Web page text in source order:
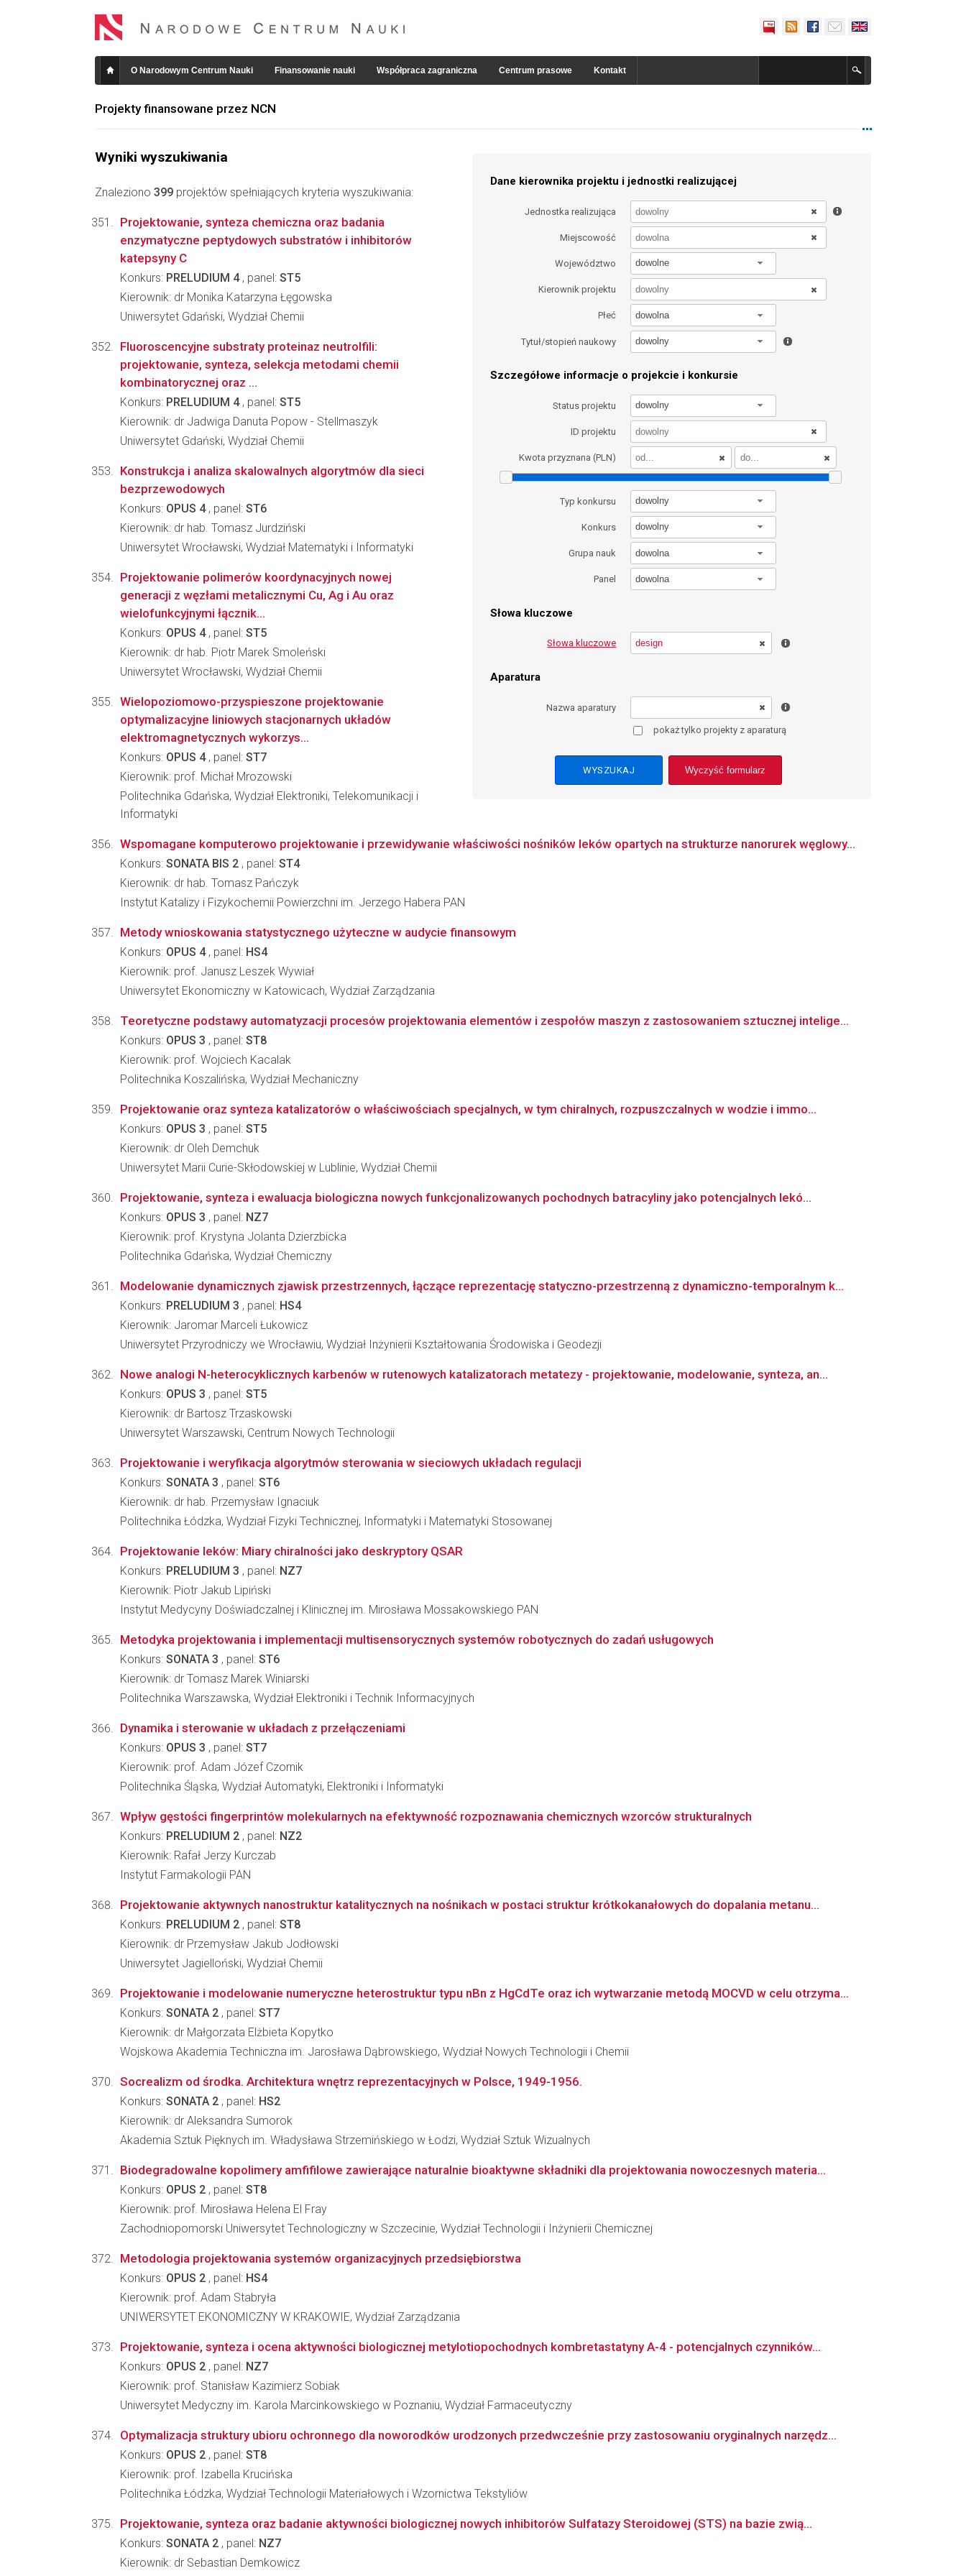
O Narodowym Centrum Nauki Finansowanie nauki Współpraca zagraniczna Centrum prasowe Kontakt
Projekty finansowane przez NCN
Wyniki wyszukiwania
Znaleziono 399 projektów spełniających kryteria wyszukiwania:
Dane kierownika projektu i jednostki realizującej
Jednostka realizująca
Miejscowość
Województwo dowolne
Kierownik projektu
Płeć dowolna
Tytuł/stopień naukowy dowolny
Szczegółowe informacje o projekcie i konkursie
Status projektu dowolny
ID projektu
Kwota przyznana (PLN)
Typ konkursu dowolny
Konkurs dowolny
Grupa nauk dowolna
Panel dowolna
Słowa kluczowe
Słowa kluczowe
Aparatura
Nazwa aparatury
pokaż tylko projekty z aparaturą
Wyczyść formularz
Projektowanie, synteza chemiczna oraz badania
enzymatyczne peptydowych substratów i inhibitorów
katepsyny C
Konkurs: PRELUDIUM 4, panel: ST5
Kierownik: dr Monika Katarzyna Łęgowska
Uniwersytet Gdański, Wydział Chemii
Fluoroscencyjne substraty proteinaz neutrolfili:
projektowanie, synteza, selekcja metodami chemii
kombinatorycznej oraz ...
Konkurs: PRELUDIUM 4, panel: ST5
Kierownik: dr Jadwiga Danuta Popow - Stellmaszyk
Uniwersytet Gdański, Wydział Chemii
Konstrukcja i analiza skalowalnych algorytmów dla sieci
bezprzewodowych
Konkurs: OPUS 4, panel: ST6
Kierownik: dr hab. Tomasz Jurdziński
Uniwersytet Wrocławski, Wydział Matematyki i Informatyki
Projektowanie polimerów koordynacyjnych nowej
generacji z węzłami metalicznymi Cu, Ag i Au oraz
wielofunkcyjnymi łącznik...
Konkurs: OPUS 4, panel: ST5
Kierownik: dr hab. Piotr Marek Smoleński
Uniwersytet Wrocławski, Wydział Chemii
Wielopoziomowo-przyspieszone projektowanie
optymalizacyjne liniowych stacjonarnych układów
elektromagnetycznych wykorzys...
Konkurs: OPUS 4, panel: ST7
Kierownik: prof. Michał Mrozowski
Politechnika Gdańska, Wydział Elektroniki, Telekomunikacji i
Informatyki
Wspomagane komputerowo projektowanie i przewidywanie właściwości nośników leków opartych na strukturze nanorurek węglowy...
Konkurs: SONATA BIS 2 , panel: ST4
Kierownik: dr hab. Tomasz Pańczyk
Instytut Katalizy i Fizykochemii Powierzchni im. Jerzego Habera PAN
Metody wnioskowania statystycznego użyteczne w audycie finansowym
Konkurs: OPUS 4, panel: HS4
Kierownik: prof. Janusz Leszek Wywiał
Uniwersytet Ekonomiczny w Katowicach, Wydział Zarządzania
Teoretyczne podstawy automatyzacji procesów projektowania elementów i zespołów maszyn z zastosowaniem sztucznej intelige...
Konkurs: OPUS 3 , panel: ST8
Kierownik: prof. Wojciech Kacalak
Politechnika Koszalińska, Wydział Mechaniczny
Projektowanie oraz synteza katalizatorów o właściwościach specjalnych, w tym chiralnych, rozpuszczalnych w wodzie i immo...
Konkurs: OPUS 3 , panel: ST5
Kierownik: dr Oleh Demchuk
Uniwersytet Marii Curie-Skłodowskiej w Lublinie, Wydział Chemii
Projektowanie, synteza i ewaluacja biologiczna nowych funkcjonalizowanych pochodnych batracyliny jako potencjalnych lekó...
Konkurs: OPUS 3 , panel: NZ7
Kierownik: prof. Krystyna Jolanta Dzierzbicka
Politechnika Gdańska, Wydział Chemiczny
Modelowanie dynamicznych zjawisk przestrzennych, łączące reprezentację statyczno-przestrzenną z dynamiczno-temporalnym k...
Konkurs: PRELUDIUM 3 , panel: HS4
Kierownik: Jaromar Marceli Łukowicz
Uniwersytet Przyrodniczy we Wrocławiu, Wydział Inżynierii Kształtowania Środowiska i Geodezji
Nowe analogi N-heterocyklicznych karbenów w rutenowych katalizatorach metatezy - projektowanie, modelowanie, synteza, an...
Konkurs: OPUS 3 , panel: ST5
Kierownik: dr Bartosz Trzaskowski
Uniwersytet Warszawski, Centrum Nowych Technologii
Projektowanie i weryfikacja algorytmów sterowania w sieciowych układach regulacji
Konkurs: SONATA 3 , panel: ST6
Kierownik: dr hab. Przemysław Ignaciuk
Politechnika Łódzka, Wydział Fizyki Technicznej, Informatyki i Matematyki Stosowanej
Projektowanie leków: Miary chiralności jako deskryptory QSAR
Konkurs: PRELUDIUM 3 , panel: NZ7
Kierownik: Piotr Jakub Lipiński
Instytut Medycyny Doświadczalnej i Klinicznej im. Mirosława Mossakowskiego PAN
Metodyka projektowania i implementacji multisensorycznych systemów robotycznych do zadań usługowych
Konkurs: SONATA 3 , panel: ST6
Kierownik: dr Tomasz Marek Winiarski
Politechnika Warszawska, Wydział Elektroniki i Technik Informacyjnych
Dynamika i sterowanie w układach z przełączeniami
Konkurs: OPUS 3 , panel: ST7
Kierownik: prof. Adam Józef Czornik
Politechnika Śląska, Wydział Automatyki, Elektroniki i Informatyki
Wpływ gęstości fingerprintów molekularnych na efektywność rozpoznawania chemicznych wzorców strukturalnych
Konkurs: PRELUDIUM 2 , panel: NZ2
Kierownik: Rafał Jerzy Kurczab
Instytut Farmakologii PAN
Projektowanie aktywnych nanostruktur katalitycznych na nośnikach w postaci struktur krótkokanałowych do dopalania metanu...
Konkurs: PRELUDIUM 2 , panel: ST8
Kierownik: dr Przemysław Jakub Jodłowski
Uniwersytet Jagielloński, Wydział Chemii
Projektowanie i modelowanie numeryczne heterostruktur typu nBn z HgCdTe oraz ich wytwarzanie metodą MOCVD w celu otrzyma...
Konkurs: SONATA 2 , panel: ST7
Kierownik: dr Małgorzata Elżbieta Kopytko
Wojskowa Akademia Techniczna im. Jarosława Dąbrowskiego, Wydział Nowych Technologii i Chemii
Socrealizm od środka. Architektura wnętrz reprezentacyjnych w Polsce, 1949-1956.
Konkurs: SONATA 2 , panel: HS2
Kierownik: dr Aleksandra Sumorok
Akademia Sztuk Pięknych im. Władysława Strzemińskiego w Łodzi, Wydział Sztuk Wizualnych
Biodegradowalne kopolimery amfifilowe zawierające naturalnie bioaktywne składniki dla projektowania nowoczesnych materia...
Konkurs: OPUS 2 , panel: ST8
Kierownik: prof. Mirosława Helena El Fray
Zachodniopomorski Uniwersytet Technologiczny w Szczecinie, Wydział Technologii i Inżynierii Chemicznej
Metodologia projektowania systemów organizacyjnych przedsiębiorstwa
Konkurs: OPUS 2 , panel: HS4
Kierownik: prof. Adam Stabryła
UNIWERSYTET EKONOMICZNY W KRAKOWIE, Wydział Zarządzania
Projektowanie, synteza i ocena aktywności biologicznej metylotiopochodnych kombretastatyny A-4 - potencjalnych czynników...
Konkurs: OPUS 2 , panel: NZ7
Kierownik: prof. Stanisław Kazimierz Sobiak
Uniwersytet Medyczny im. Karola Marcinkowskiego w Poznaniu, Wydział Farmaceutyczny
Optymalizacja struktury ubioru ochronnego dla noworodków urodzonych przedwcześnie przy zastosowaniu oryginalnych narzędz...
Konkurs: OPUS 2 , panel: ST8
Kierownik: prof. Izabella Krucińska
Politechnika Łódzka, Wydział Technologii Materiałowych i Wzornictwa Tekstyliów
Projektowanie, synteza oraz badanie aktywności biologicznej nowych inhibitorów Sulfatazy Steroidowej (STS) na bazie zwią...
Konkurs: SONATA 2 , panel: NZ7
Kierownik: dr Sebastian Demkowicz